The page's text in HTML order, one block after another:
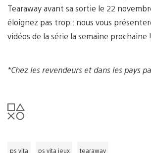
Tearaway avant sa sortie le 22
éloignez pas trop : nous vous
vidéos de la série la semaine prochaine !
*Chez les revendeurs et dans les pays
ps vita ps vita jeux tearaway